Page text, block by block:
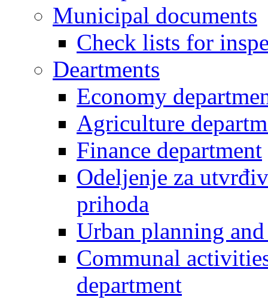
Municipal documents
Check lists for
Deartments
Economy
Agriculture
Finance department
Odeljenje za
prihoda
Urban planning
Communal
department